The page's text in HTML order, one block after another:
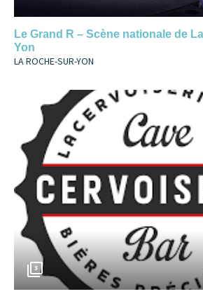
Le Grand R – Scène nationale de
Yon
LA ROCHE-SUR-YON
3